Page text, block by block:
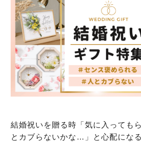
結婚祝いを贈る時「気に入っても
とカブらないかな…」と心配にな